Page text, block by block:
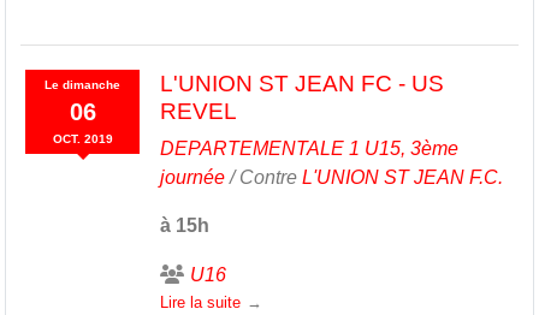
Ledimanche
06
OCT. 2019
L'UNION ST JEAN FC - US
REVEL
DEPARTEMENTALE 1 U15, 3ème
journée/ Contre L'UNION ST JEAN F.C.
à 15h
U16
Lire la suite